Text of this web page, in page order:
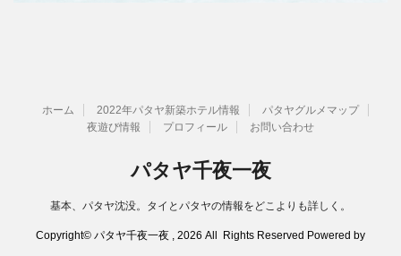
ホーム 2022年パタヤ新築ホテル情報
パタヤグルメマップ
夜遊び情報
プロフィール お問い合わせ
パタヤ千夜一夜
基本、パタヤ沈没。タイとパタヤの情報をどこよりも詳しく。
Copyright© パタヤ千夜一夜 , 2026 All Rights Reserved Powered by